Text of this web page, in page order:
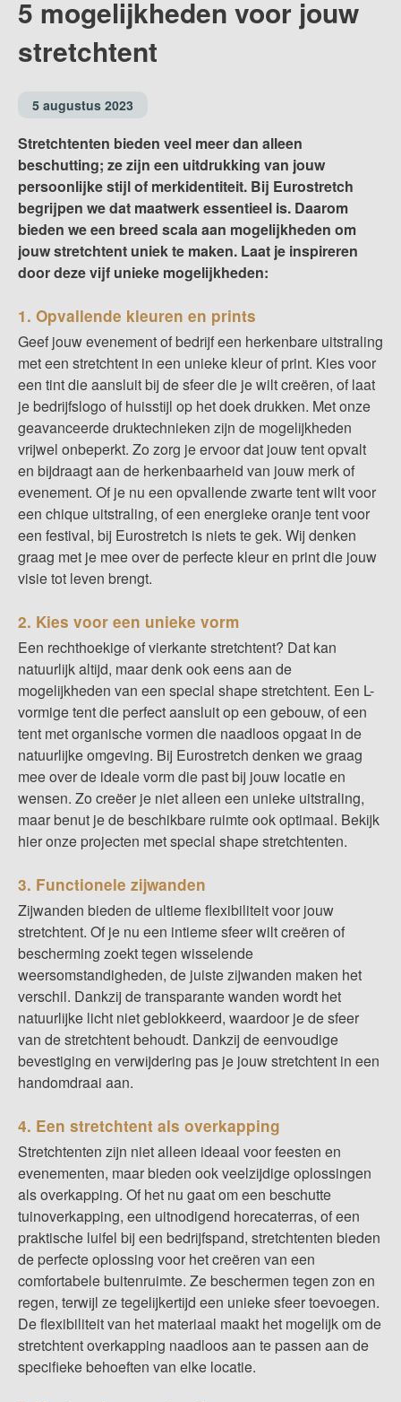
5 mogelijkheden voor jouw
stretchtent
5 augustus 2023
Stretchtenten bieden veel meer dan alleen
beschutting; ze zijn een uitdrukking van jouw
persoonlijke stijl of merkidentiteit. Bij Eurostretch
begrijpen we dat maatwerk essentieel is. Daarom
bieden we een breed scala aan mogelijkheden om
jouw stretchtent uniek te maken. Laat je inspireren
door deze vijf unieke mogelijkheden:
1. Opvallende kleuren en prints
Geef jouw evenement of bedrijf een herkenbare uitstraling
met een stretchtent in een unieke kleurof print. Kies voor
een tint die aansluit bij de sfeer die je wilt creëren, of laat
je bedrijfslogo of huisstijl op het doek drukken. Met onze
geavanceerde druktechnieken zijn de mogelijkheden
vrijwel onbeperkt. Zo zorg je ervoor dat jouw tent opvalt
en bijdraagt aan de herkenbaarheid van jouw merk of
evenement. Of je nu een opvallende zwarte tent wilt voor
een chique uitstraling, of een energieke oranje tent voor
een festival, bij Eurostretch is niets te gek. Wij denken
graag met je mee over de perfecte kleur en print die jouw
visie tot leven brengt.
2. Kies voor een unieke vorm
Een rechthoekige of vierkante stretchtent? Dat kan
natuurlijk altijd, maar denk ook eens aan de
mogelijkheden van een special shape stretchtent. Een L-
vormige tent die perfect aansluit op een gebouw, of een
tent met organische vormen die naadloos opgaat in de
natuurlijke omgeving. Bij Eurostretch denken we graag
mee over de ideale vorm die past bij jouw locatie en
wensen. Zo creëer je niet alleen een unieke uitstraling,
maar benut je de beschikbare ruimte ook optimaal. Bekijk
hier onze projecten met special shape stretchtenten.
3. Functionele zijwanden
Zijwanden bieden de ultieme flexibiliteit voor jouw
stretchtent. Of je nu een intieme sfeer wilt creëren of
bescherming zoekt tegen wisselende
weersomstandigheden, de juistezijwanden maken het
verschil. Dankzij de transparante wanden wordt het
natuurlijke licht niet geblokkeerd, waardoor je de sfeer
van de stretchtent behoudt. Dankzij de eenvoudige
bevestiging en verwijdering pas je jouw stretchtent in een
handomdraai aan.
4. Een stretchtent als overkapping
Stretchtenten zijn niet alleen ideaal voor feesten en
evenementen, maar bieden ook veelzijdige oplossingen
als overkapping. Of het nu gaat om een beschutte
tuinoverkapping, een uitnodigend horecaterras, of een
praktische luifel bij een bedrijfspand, stretchtenten bieden
de perfecte oplossing voor het creëren van een
comfortabele buitenruimte. Ze beschermen tegen zon en
regen, terwijl ze tegelijkertijd een unieke sfeer toevoegen.
De flexibiliteit van het materiaal maakt het mogelijk om de
stretchtent overkapping naadloos aan te passen aan de
specifieke behoeften van elke locatie.